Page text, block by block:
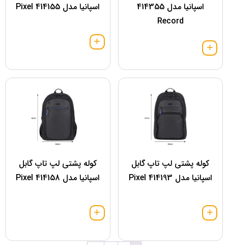
اسپانیا مدل 414355
Record
اسپانیا مدل 414155 Pixel
کوله پشتی لپ تاپ گابل
اسپانیا مدل 414193 Pixel
کوله پشتی لپ تاپ گابل
اسپانیا مدل 414158 Pixel